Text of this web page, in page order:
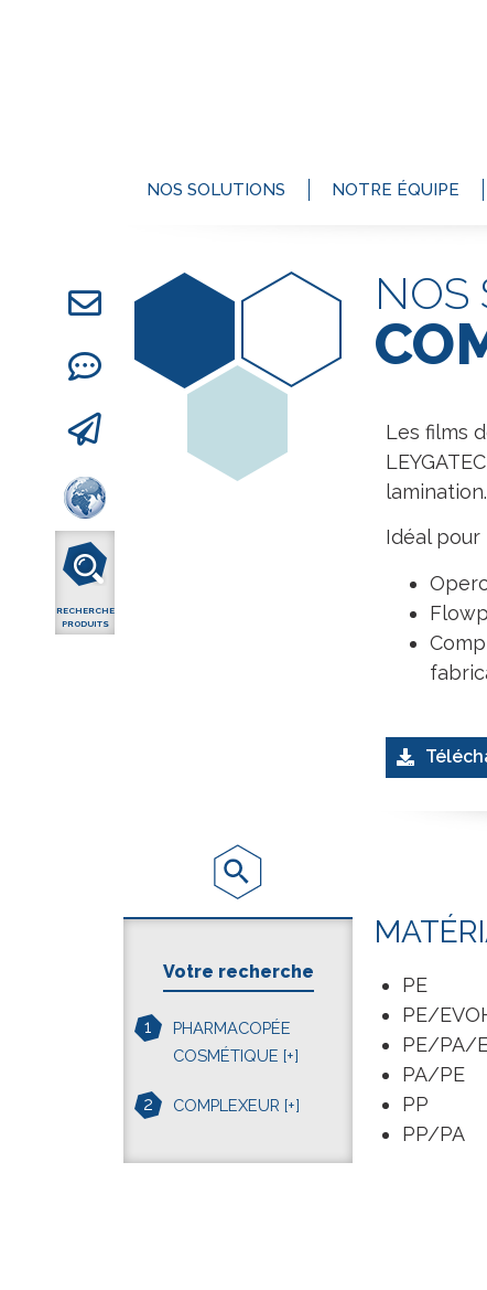
NOS SOLUTIONS NOTRE ÉQUIPE
NOS
Les films
Idéal pour
Votre recherche
1
PHARMACOPÉE
COSMÉTIQUE [+]
2 COMPLEXEUR [+]
PE
PE/
PE/PA/
PA/PE
PP
PP/PA
RECHERCHE
PRODUITS